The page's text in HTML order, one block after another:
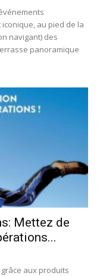
au pied de la
navigant) des
panoramique
Mettez de
aux produits